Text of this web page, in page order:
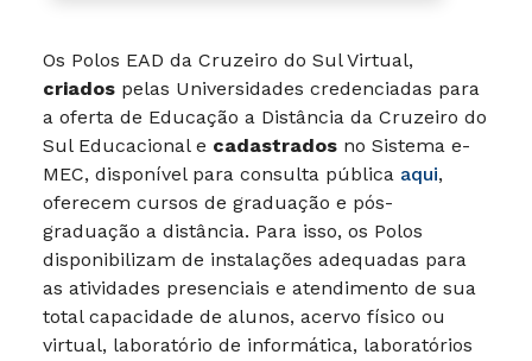
Os Polos EAD da Cruzeiro do Sul Virtual,
criados pelas Universidades credenciadas para
a oferta de Educação a Distância da Cruzeiro do
Sul Educacional e cadastrados no Sistema e-
MEC, disponível para consulta pública aqui,
oferecem cursos de graduação e pós-
graduação a distância. Para isso, os Polos
disponibilizam de instalações adequadas para
as atividades presenciais e atendimento de sua
total capacidade de alunos, acervo físico ou
virtual, laboratório de informática, laboratórios